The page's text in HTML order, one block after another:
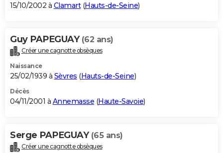
15/10/2002 à Clamart(Hauts-de-Seine)
Guy PAPEGUAY (62 ans)
Créer une cagnotte obsèques
Naissance
25/02/1939 à Sèvres (Hauts-de-Seine)
Décès
04/11/2001 à Annemasse (Haute-Savoie)
Serge PAPEGUAY (65 ans)
Créer une cagnotte obsèques